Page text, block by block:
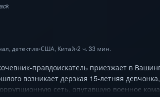
, детектив•США, Китай•2 ч. 33 мин.
правдоискатель приезжает в
возникает дерзкая 15-летняя
сеть, опутавшую военное